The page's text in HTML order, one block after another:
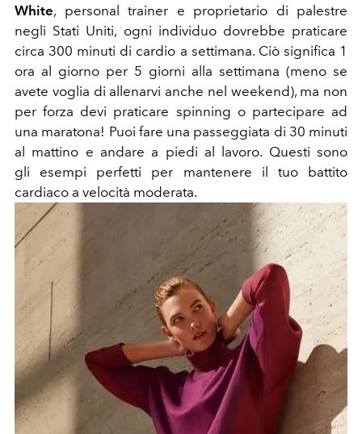
White, personal trainer e proprietario di palestre
negli Stati Uniti, ogni individuo dovrebbe praticare
circa 300 minuti di cardio a settimana. Ciò significa 1
ora al giorno per 5 giorni alla settimana (meno se
avete voglia di allenarvi anche nel weekend), ma non
per forza devi praticare spinning o partecipare ad
una maratona! Puoi fare una passeggiata di 30 minuti
al mattino e andare a piedi al lavoro. Questi sono
gli esempi perfetti per mantenere il tuo battito
cardiaco a velocità moderata.